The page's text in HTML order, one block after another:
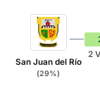
San Juan del Río
(29%)
2